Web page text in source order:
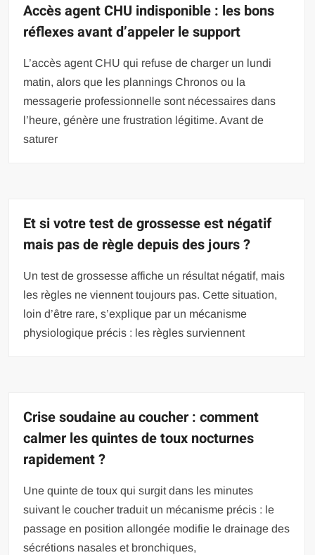
Accès agent CHU indisponible : les bons
réflexes avant d’appeler le support
L’accès agent CHU qui refuse de charger un lundi
matin, alors que les plannings Chronos ou la
messagerie professionnelle sont nécessaires dans
l’heure, génère une frustration légitime. Avant de
saturer
Et si votre test de grossesse est négatif
mais pas de règle depuis des jours ?
Un test de grossesse affiche un résultat négatif, mais
les règles ne viennent toujours pas. Cette situation,
loin d’être rare, s’explique par un mécanisme
physiologique précis : les règles surviennent
Crise soudaine au coucher : comment
calmer les quintes de toux nocturnes
rapidement ?
Une quinte de toux qui surgit dans les minutes
suivant le coucher traduit un mécanisme précis : le
passage en position allongée modifie le drainage des
sécrétions nasales et bronchiques,